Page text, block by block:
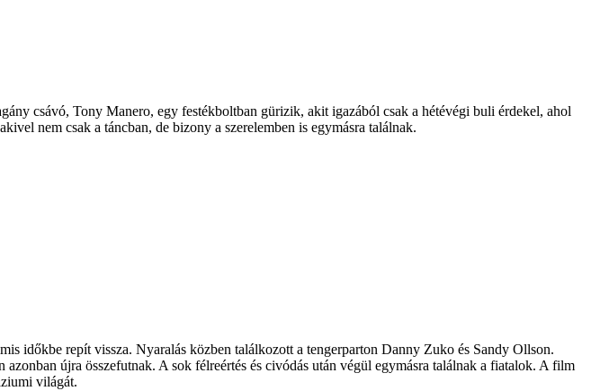
csávó, Tony Manero, egy festékboltban gürizik, akit igazából csak a hétévégi buli érdekel, ahol
nem csak a táncban, de bizony a szerelemben is egymásra találnak.
időkbe repít vissza. Nyaralás közben találkozott a tengerparton Danny Zuko és Sandy Ollson.
újra összefutnak. A sok félreértés és civódás után végül egymásra találnak a fiatalok. A film
világát.